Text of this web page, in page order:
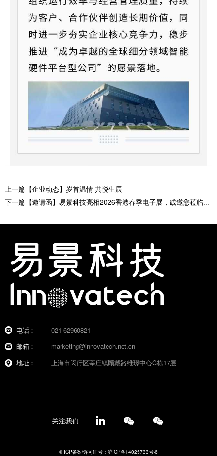
上一篇【企业动态】岁首温情 共悦生辰
下一篇【邀请函】易景科技亮相2026香港春季电子展，诚邀您莅临展位交流指导
电话：
021-62960821
邮箱：
marketing@innovatech.net.cn
地址：
上海市闵行区莘庄镇顾戴路维璟中心G栋17层
关注我们
© ICP备案/许可证号：沪ICP备14025733号-6